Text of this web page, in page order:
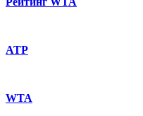
ATP
WTA